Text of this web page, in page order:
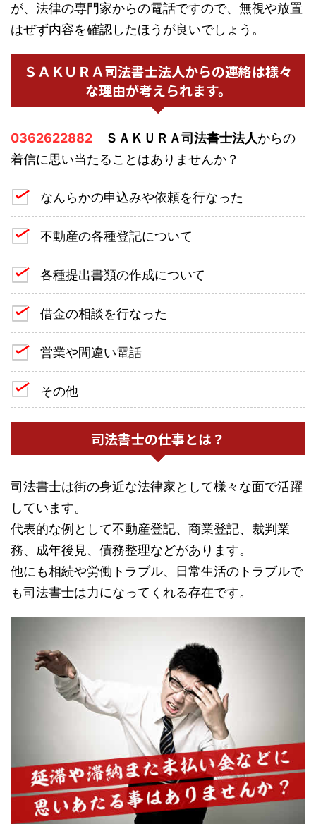
が、法律の専門家からの電話ですので、無視や放置
はぜず内容を確認したほうが良いでしょう。
ＳＡＫＵＲＡ司法書士法人からの連絡は様々
な理由が考えられます。
0362622882 ＳＡＫＵＲＡ司法書士法人からの
着信に思い当たることはありませんか？
なんらかの申込みや依頼を行なった
不動産の各種登記について
各種提出書類の作成について
借金の相談を行なった
営業や間違い電話
その他
司法書士の仕事とは？
司法書士は街の身近な法律家として様々な面で活躍
しています。
代表的な例として不動産登記、商業登記、裁判業
務、成年後見、債務整理などがあります。
他にも相続や労働トラブル、日常生活のトラブルで
も司法書士は力になってくれる存在です。